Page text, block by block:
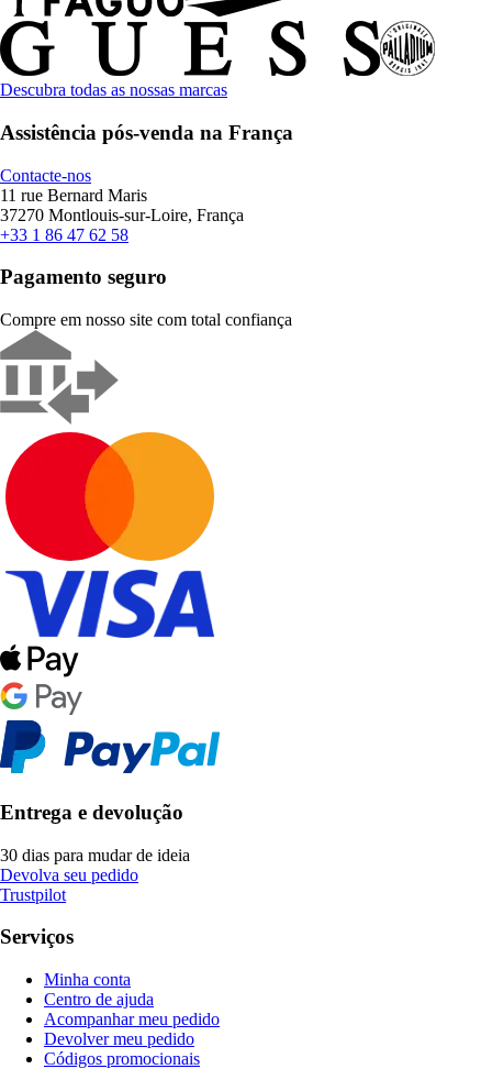
Descubra todas as nossas marcas
Assistência pós-venda na França
Contacte-nos
11 rue Bernard Maris
37270 Montlouis-sur-Loire, França
+33 1 86 47 62 58
Pagamento seguro
Compre em nosso site com total confiança
Entrega e devolução
30 dias para mudar de ideia
Devolva seu pedido
Trustpilot
Serviços
Minha conta
Centro de ajuda
Acompanhar meu pedido
Devolver meu pedido
Códigos promocionais